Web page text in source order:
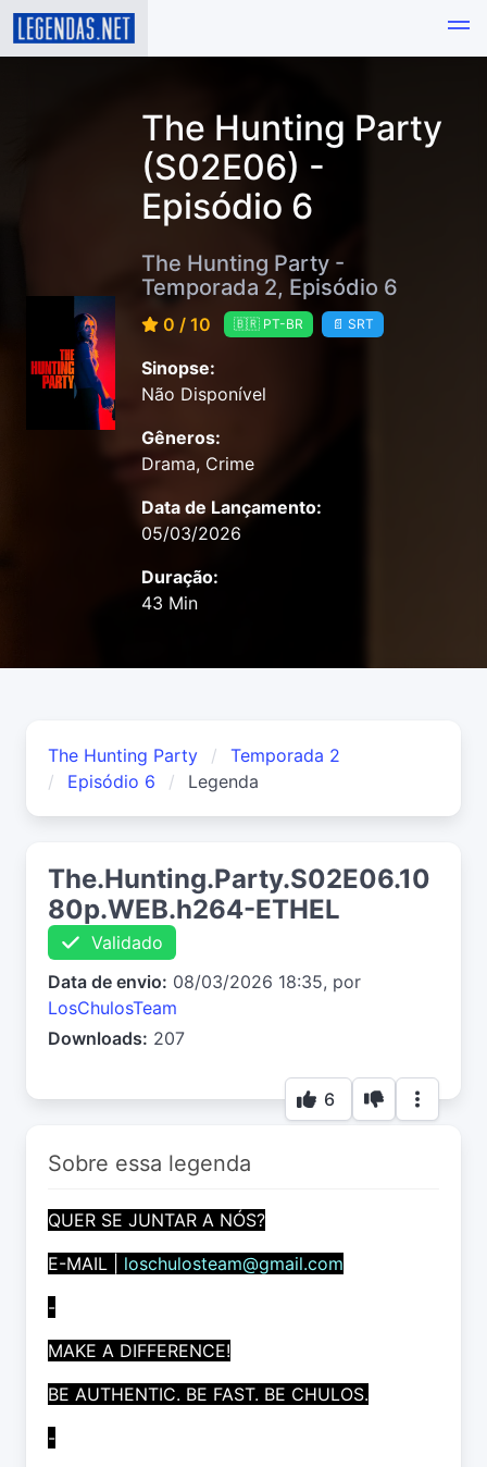
The Hunting Party
(S02E06) -
Episódio 6
The Hunting Party -
Temporada 2, Episódio 6
0 / 10 🇧🇷 PT-BR 📄 SRT
Sinopse:
Não Disponível
Gêneros:
Drama, Crime
Data de Lançamento:
05/03/2026
Duração:
43 Min
The Hunting Party
Temporada 2
Episódio 6
Legenda
The.Hunting.Party.S02E06.10
80p.WEB.h264-ETHEL
Validado
Data de envio: 08/03/2026 18:35, por
LosChulosTeam
Downloads: 207
6
Sobre essa legenda
QUER SE JUNTAR A NÓS?
E-MAIL | loschulosteam@gmail.com
-
MAKE A DIFFERENCE!
BE AUTHENTIC. BE FAST. BE CHULOS.
-